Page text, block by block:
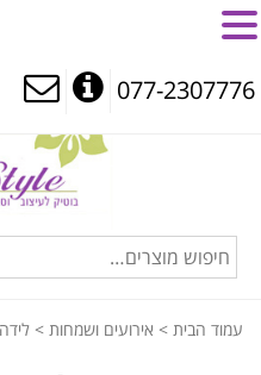
077-2307776
עמוד הבית > אירועים ושמחות > לידה